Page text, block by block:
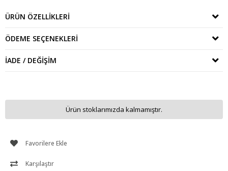
ÜRÜN ÖZELLIKLERI
ÖDEME SEÇENEKLERI
İADE / DEĞIŞIM
Ürün stoklarımızda kalmamıştır.
Favorilere Ekle
Karşılaştır